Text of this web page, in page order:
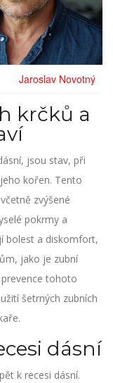
Jaroslav Novotný
krčků a
jsou stav, při
kořen. Tento
zvýšené
pokrmy a
bolest a diskomfort,
jako je zubní
tohoto
šetrných zubních
dásní
k recesi dásní.